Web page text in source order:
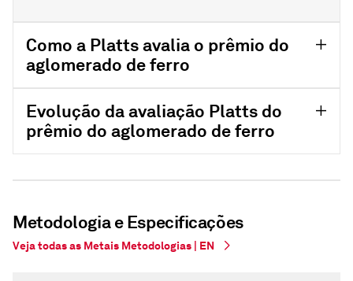
Como a Platts avalia o prêmio do
aglomerado de ferro
Evolução da avaliação Platts do
prêmio do aglomerado de ferro
Metodologia e Especificações
Veja todas as Metais Metodologias | EN